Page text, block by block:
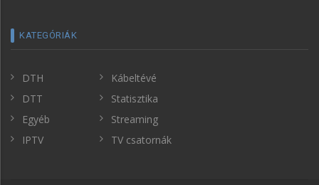
KATEGÓRIÁK
DTH
DTT
Egyéb
IPTV
Kábeltévé
Statisztika
Streaming
TV csatornák